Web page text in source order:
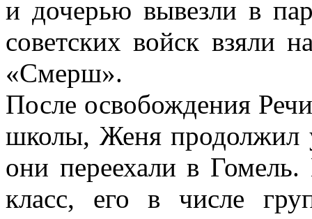
и дочерью вывезли в
советских войск взяли
«Смерш».
После освобождения
школы, Женя продолжил
они переехали в
класс, его в числе